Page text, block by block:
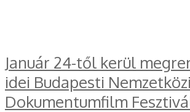
Január 24-től kerül
idei Budapesti
Dokumentumfilm